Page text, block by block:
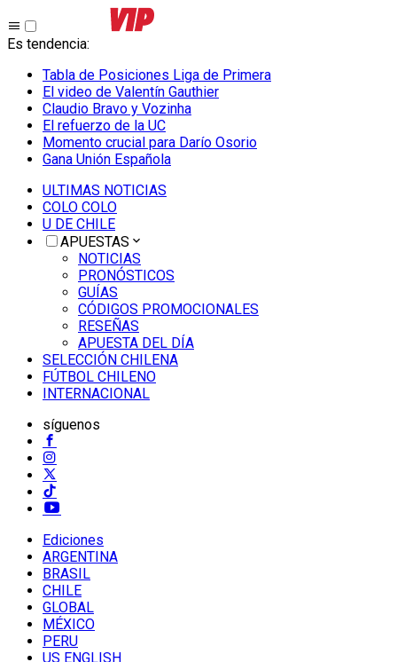
Es tendencia:
Tabla de Posiciones Liga de Primera
El video de Valentín Gauthier
Claudio Bravo y Vozinha
El refuerzo de la UC
Momento crucial para Darío Osorio
Gana Unión Española
ULTIMAS NOTICIAS
COLO COLO
U DE CHILE
APUESTAS
NOTICIAS
PRONÓSTICOS
GUÍAS
CÓDIGOS PROMOCIONALES
RESEÑAS
APUESTA DEL DÍA
SELECCIÓN CHILENA
FÚTBOL CHILENO
INTERNACIONAL
síguenos
Ediciones
ARGENTINA
BRASIL
CHILE
GLOBAL
MÉXICO
PERU
US ENGLISH